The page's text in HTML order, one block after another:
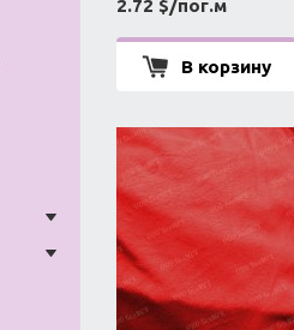
2.72 $/пог.м
В корзину